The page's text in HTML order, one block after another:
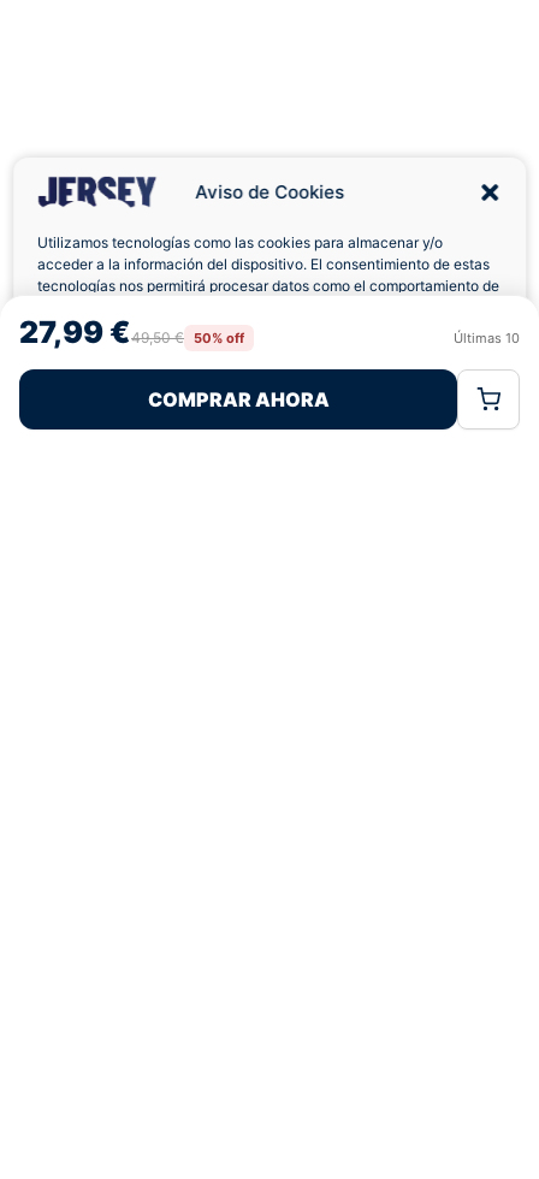
Aviso de Cookies
Utilizamos tecnologías como las cookies para almacenar y/o
acceder a la información del dispositivo. El consentimiento de estas
tecnologías nos permitirá procesar datos como el comportamiento de
retirar el consentimiento, puede afectar negativamente a ciertas
características y funciones.
Rechazar
Política de CookiesPolítica de Privacidad
27,99 €49,50 € 50% off Últimas 10
COMPRAR AHORA
Envíos a Domicilio Devolución 7 Días
Pagos 100% Seguros Ofertas Sin Límites